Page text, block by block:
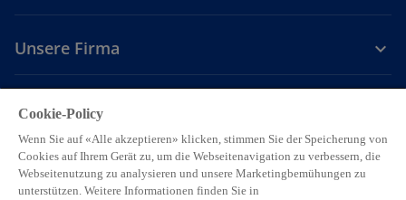
Unsere Firma
Karriere
w
i
r
w
i
r
w
i
r
w
i
w
i
LegalPrivacyAccessibilityHilfeCookie Einstellungen
Cookie-Policy
Wenn Sie auf «Alle akzeptieren» klicken, stimmen Sie der Speicherung von
Cookies auf Ihrem Gerät zu, um die Webseitenavigation zu verbessern, die
Webseitenutzung zu analysieren und unsere Marketingbemühungen zu
unterstützen. Weitere Informationen finden Sie in